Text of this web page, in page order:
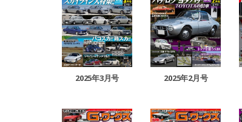
2025年3月号 2025年2月号